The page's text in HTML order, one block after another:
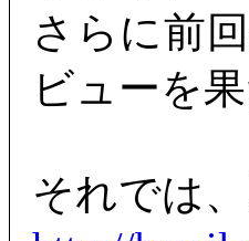
さらに前
ビューを果
それでは